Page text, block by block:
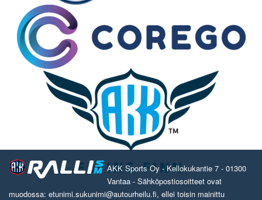
AKK Sports Oy - Kellokukantie 7 - 01300
Vantaa - Sähköpostiosoitteet ovat
muodossa: etunimi.sukunimi@autourheilu.fi, ellei toisin mainittu